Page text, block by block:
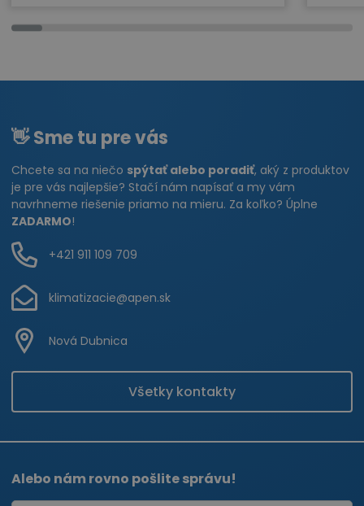
👋 Sme tu pre vás
Chcete sa na niečo spýtať alebo poradiť, aký z produktov
je pre vás najlepšie? Stačí nám napísať a my vám
navrhneme riešenie priamo na mieru. Za koľko? Úplne
ZADARMO!
+421 911 109 709
klimatizacie@apen.sk
Nová Dubnica
Všetky kontakty
Alebo nám rovno pošlite správu!